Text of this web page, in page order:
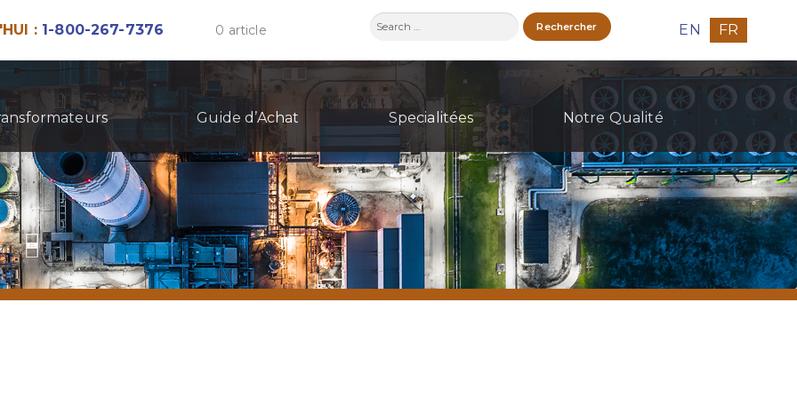
: 1-800-267-7376 0 article
Rechercher : EN FR
Guide d’Achat Specialitées Notre Qualité